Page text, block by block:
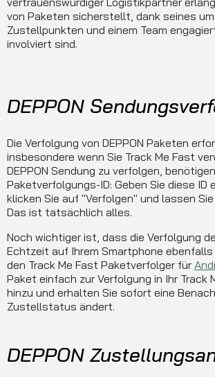
von Paketen sicherstellt, dank seines
Zustellpunkten und einem Team
involviert sind.
DEPPON
Die Verfolgung von DEPPON Paketen
insbesondere wenn Sie Track Me Fast
DEPPON Sendung zu verfolgen,
Paketverfolgungs-ID: Geben Sie diese
klicken Sie auf "Verfolgen" und lassen
Das ist tatsächlich alles.
Noch wichtiger ist, dass die Verfolgung
Echtzeit auf Ihrem Smartphone
den Track Me Fast Paketverfolger für
Paket einfach zur Verfolgung in Ihr Track
hinzu und erhalten Sie sofort eine
Zustellstatus ändert.
DEPPON